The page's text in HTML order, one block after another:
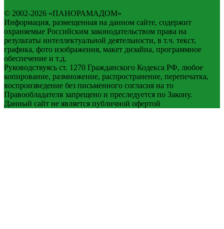
© 2002-2026 «ПАНОРАМАДОМ»
Информация, размещенная на данном сайте, содержит
охраняемые Российским законодательством права на
результаты интеллектуальной деятельности, в т.ч. текст,
графика, фото изображения, макет дизайна, программное
обеспечение и т.д.
Руководствуясь ст. 1270 Гражданского Кодекса РФ, любое
копирование, размножение, распространение, перепечатка,
воспроизведение без письменного согласия на то
Правообладателя запрещено и преследуется по Закону.
Данный сайт не является публичной офертой